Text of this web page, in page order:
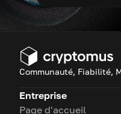
Communauté, Fiabilité,
Entreprise
Page d'accueil